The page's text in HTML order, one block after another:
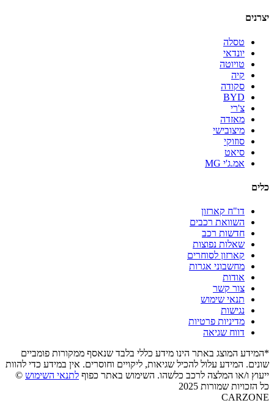
יצרנים
טסלה
יונדאי
טויוטה
קיה
סקודה
BYD
צ'רי
מאזדה
מיצובישי
סוזוקי
סיאט
אמ.ג'י MG
כלים
דו"ח קארזון
השוואת רכבים
חדשות רכב
שאלות נפוצות
קארזון לסוחרים
מחשבוני אגרות
אודות
צור קשר
תנאי שימוש
נגישות
מדיניות פרטיות
דווח שגיאה
*המידע המוצג באתר הינו מידע כללי בלבד שנאסף ממקורות פומביים
שונים. המידע עלול להכיל שגיאות, ליקויים וחוסרים. אין במידע כדי להוות
ייעוץ ו/או המלצה לרכב כלשהו. השימוש באתר כפוף לתנאי השימוש ©
כל הזכויות שמורות 2025
CARZONE